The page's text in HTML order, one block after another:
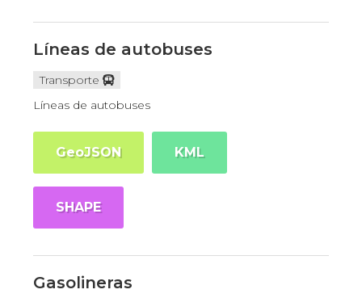
Líneas de autobuses
Transporte
Líneas de autobuses
GeoJSON KML
SHAPE
Gasolineras